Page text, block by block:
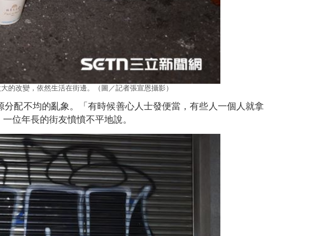
的改變，依然生活在街邊。（圖／記者張宣恩攝影）
配不均的亂象。「有時候善心人士發便當，有些人一個人就拿
位年長的街友憤憤不平地說。